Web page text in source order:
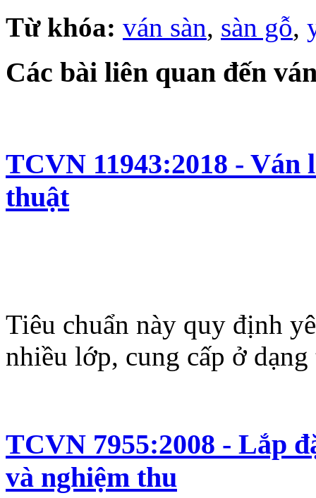
Từ khóa: ván sàn, sàn gỗ,
Các bài liên quan đến
TCVN 11943:2018 - Ván
thuật
Tiêu chuẩn này quy định
nhiều lớp, cung cấp ở dạng
TCVN 7955:2008 - Lắp
và nghiệm thu